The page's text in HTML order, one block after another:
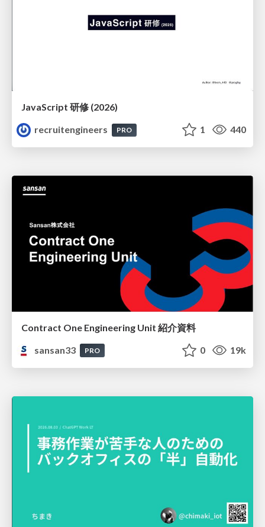
JavaScript 研修 (2026)
recruitengineers
PRO 1 440
Contract One Engineering Unit 紹介資料
sansan33
PRO 0 19k